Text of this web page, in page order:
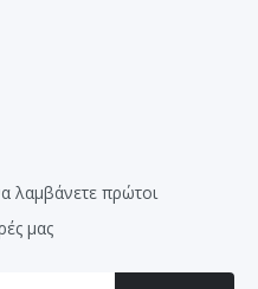
λαμβάνετε πρώτοι
μας